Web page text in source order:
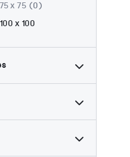
x 75
0
x 100
2
éclairage ajustable